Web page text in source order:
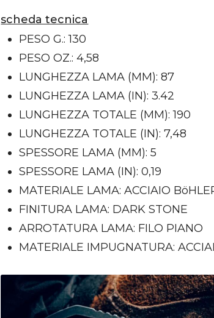
scheda tecnica
PESO G.: 130
PESO OZ.: 4,58
LUNGHEZZA LAMA (MM): 87
LUNGHEZZA LAMA (IN): 3.42
LUNGHEZZA TOTALE (MM): 190
LUNGHEZZA TOTALE (IN): 7,48
SPESSORE LAMA (MM): 5
SPESSORE LAMA (IN): 0,19
MATERIALE LAMA: ACCIAIO
FINITURA LAMA: DARK STONE
ARROTATURA LAMA: FILO PIANO
MATERIALE IMPUGNATURA: